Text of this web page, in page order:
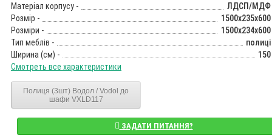
Матеріал корпусу -
ЛДСП/МДФ
Розмір -
1500x235x600
Розміри -
1500x234x600
Тип меблів -
полиці
Ширина (см) -
150
Смотреть все характеристики
Полиця (3шт) Водол / Vodol до
шафи VXLD117
ЗАДАТИ ПИТАННЯ?